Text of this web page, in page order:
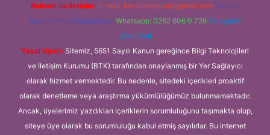
Reklam ve İletişim: E-mail: backlinkpaneli@gmail.com Teams:
forumhizmeti@gmail.com Whatsapp: 0262 606 0 726 Telegram:
@karabul
Yasal Uyarı: Sitemiz, 5651 Sayılı Kanun gereğince Bilgi Teknolojileri
ve İletişim Kurumu (BTK) tarafından onaylanmış bir Yer Sağlayıcı
olarak hizmet vermektedir. Bu nedenle, sitedeki içerikleri proaktif
olarak denetleme veya araştırma yükümlülüğümüz bulunmamaktadır.
Ancak, üyelerimiz yazdıkları içeriklerin sorumluluğunu taşımakta olup,
siteye üye olarak bu sorumluluğu kabul etmiş sayılırlar. Bu internet